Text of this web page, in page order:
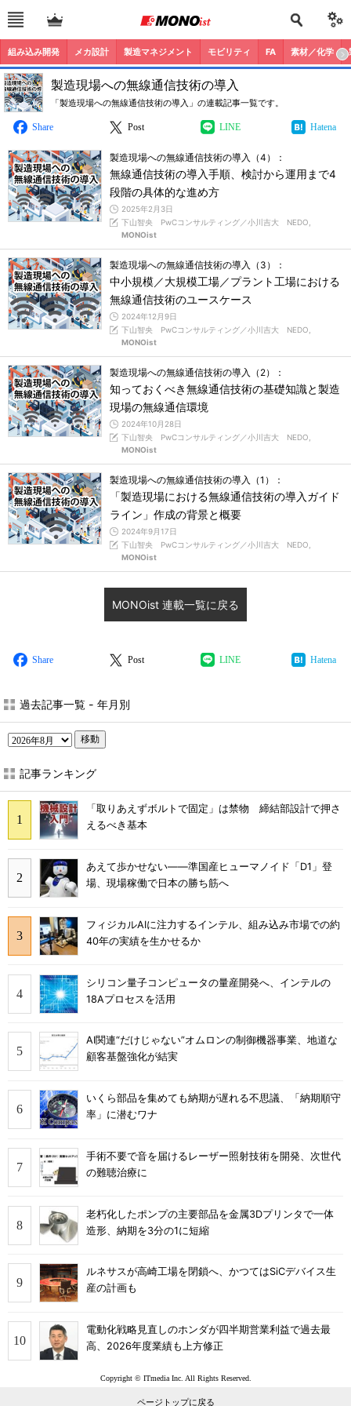
組み込み開発 メカ設計 製造マネジメント モビリティ FA 素材／化学
製造現場への無線通信技術の導入
「製造現場への無線通信技術の導入」の連載記事一覧です。
Share Post LINE Hatena
製造現場への無線通信技術の導入（4）：
無線通信技術の導入手順、検討から運用まで4
段階の具体的な進め方
2025年2月3日
下山智央 PwCコンサルティング／小川吉大 NEDO,
MONOist
製造現場への無線通信技術の導入（3）：
中小規模／大規模工場／プラント工場における
無線通信技術のユースケース
2024年12月9日
下山智央 PwCコンサルティング／小川吉大 NEDO,
MONOist
製造現場への無線通信技術の導入（2）：
知っておくべき無線通信技術の基礎知識と製造
現場の無線通信環境
2024年10月28日
下山智央 PwCコンサルティング／小川吉大 NEDO,
MONOist
製造現場への無線通信技術の導入（1）：
「製造現場における無線通信技術の導入ガイド
ライン」作成の背景と概要
2024年9月17日
下山智央 PwCコンサルティング／小川吉大 NEDO,
MONOist
MONOist 連載一覧に戻る
Share Post LINE Hatena
過去記事一覧 - 年月別
移動
記事ランキング
「取りあえずボルトで固定」は禁物 締結部設計で押さ
えるべき基本
あえて歩かせない――準国産ヒューマノイド「D1」登
場、現場稼働で日本の勝ち筋へ
フィジカルAIに注力するインテル、組み込み市場での約
40年の実績を生かせるか
シリコン量子コンピュータの量産開発へ、インテルの
18Aプロセスを活用
AI関連“だけじゃない”オムロンの制御機器事業、地道な
顧客基盤強化が結実
いくら部品を集めても納期が遅れる不思議、「納期順守
率」に潜むワナ
手術不要で音を届けるレーザー照射技術を開発、次世代
の難聴治療に
老朽化したポンプの主要部品を金属3Dプリンタで一体
造形、納期を3分の1に短縮
ルネサスが高崎工場を閉鎖へ、かつてはSiCデバイス生
産の計画も
電動化戦略見直しのホンダが四半期営業利益で過去最
高、2026年度業績も上方修正
Copyright © ITmedia Inc. All Rights Reserved.
ページトップに戻る